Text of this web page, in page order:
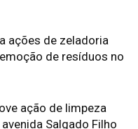
ações de zeladoria
de resíduos no
ação de limpeza
Salgado Filho